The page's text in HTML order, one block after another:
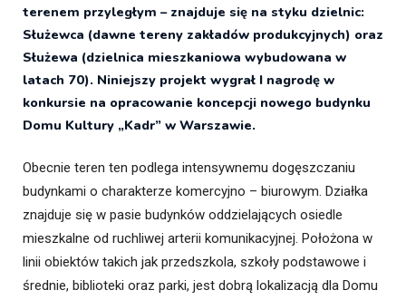
terenem przyległym – znajduje się na styku dzielnic:
Służewca (dawne tereny zakładów produkcyjnych) oraz
Służewa (dzielnica mieszkaniowa wybudowana w
latach 70). Niniejszy projekt wygrał I nagrodę w
konkursie na opracowanie koncepcji nowego budynku
Domu Kultury „Kadr” w Warszawie.
Obecnie teren ten podlega intensywnemu dogęszczaniu
budynkami o charakterze komercyjno – biurowym. Działka
znajduje się w pasie budynków oddzielających osiedle
mieszkalne od ruchliwej arterii komunikacyjnej. Położona w
linii obiektów takich jak przedszkola, szkoły podstawowe i
średnie, biblioteki oraz parki, jest dobrą lokalizacją dla Domu